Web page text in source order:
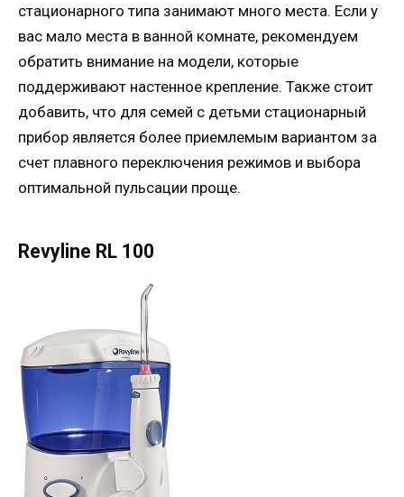
стационарного типа занимают много места. Если у
вас мало места в ванной комнате, рекомендуем
обратить внимание на модели, которые
поддерживают настенное крепление. Также стоит
добавить, что для семей с детьми стационарный
прибор является более приемлемым вариантом за
счет плавного переключения режимов и выбора
оптимальной пульсации проще.
Revyline RL 100